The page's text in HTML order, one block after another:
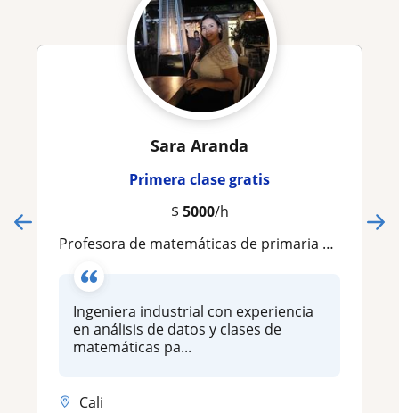
Sara Aranda
Primera clase gratis
$ 5000/h
Profesora de matemáticas de primaria y secundaria
Ingeniera industrial con experiencia
en análisis de datos y clases de
matemáticas pa...
Cali